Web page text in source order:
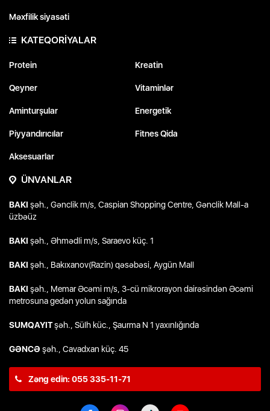
Məxfilik siyasəti
KATEQORİYALAR
Protein Kreatin
Qeyner Vitaminlər
Aminturşular Energetik
Piyyandırıcılar Fitnes Qida
Aksesuarlar
ÜNVANLAR
BAKI şəh., Gənclik m/s, Caspian Shopping Centre, Gənclik Mall-a
üzbəüz
BAKI şəh., Əhmədli m/s, Saraevo küç. 1
BAKI şəh., Bakıxanov(Razin) qəsəbəsi, Aygün Mall
BAKI şəh., Memar Əcəmi m/s, 3-cü mikrorayon dairəsindən Əcəmi
metrosuna gedən yolun sağında
SUMQAYITşəh., Sülh küc., Şaurma N 1 yaxınlığında
GƏNCƏ şəh., Cavadxan küç. 45
Zəng edin: 055 335-11-71